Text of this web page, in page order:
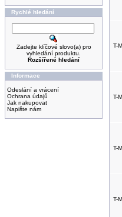
Rychlé hledání
Zadejte klíčové slovo(a) pro
vyhledání produktu.
Rozšířené hledání
Informace
Odeslání a vrácení
Ochrana údajů
Jak nakupovat
Napište nám
T-
T-
T-
T-